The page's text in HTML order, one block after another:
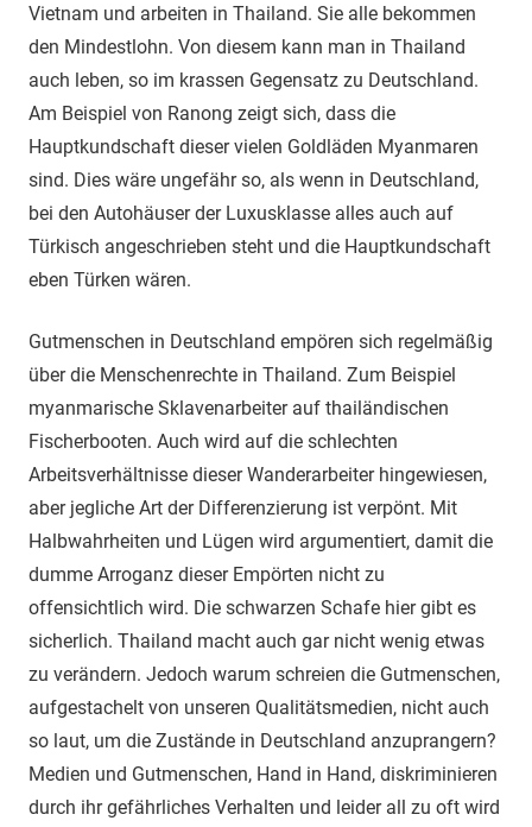
Vietnam und arbeiten in Thailand. Sie alle bekommen
den Mindestlohn. Von diesem kann man in Thailand
auch leben, so im krassen Gegensatz zu Deutschland.
Am Beispiel von Ranong zeigt sich, dass die
Hauptkundschaft dieser vielen Goldläden Myanmaren
sind. Dies wäre ungefähr so, als wenn in Deutschland,
bei den Autohäuser der Luxusklasse alles auch auf
Türkisch angeschrieben steht und die Hauptkundschaft
eben Türken wären.
Gutmenschen in Deutschland empören sich regelmäßig
über die Menschenrechte in Thailand. Zum Beispiel
myanmarische Sklavenarbeiter auf thailändischen
Fischerbooten. Auch wird auf die schlechten
Arbeitsverhältnisse dieser Wanderarbeiter hingewiesen,
aber jegliche Art der Differenzierung ist verpönt. Mit
Halbwahrheiten und Lügen wird argumentiert, damit die
dumme Arroganz dieser Empörten nicht zu
offensichtlich wird. Die schwarzen Schafe hier gibt es
sicherlich. Thailand macht auch gar nicht wenig etwas
zu verändern. Jedoch warum schreien die Gutmenschen,
aufgestachelt von unseren Qualitätsmedien, nicht auch
so laut, um die Zustände in Deutschland anzuprangern?
Medien und Gutmenschen, Hand in Hand, diskriminieren
durch ihr gefährliches Verhalten und leider all zu oft wird